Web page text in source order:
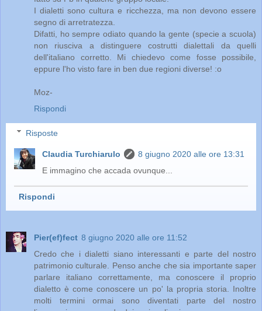
I dialetti sono cultura e ricchezza, ma non devono essere
segno di arretratezza.
Difatti, ho sempre odiato quando la gente (specie a scuola)
non riusciva a distinguere costrutti dialettali da quelli
dell'italiano corretto. Mi chiedevo come fosse possibile,
eppure l'ho visto fare in ben due regioni diverse! :o
Moz-
Rispondi
Risposte
Claudia Turchiarulo
8 giugno 2020 alle ore 13:31
E immagino che accada ovunque...
Rispondi
Pier(ef)fect 8 giugno 2020 alle ore 11:52
Credo che i dialetti siano interessanti e parte del nostro
patrimonio culturale. Penso anche che sia importante saper
parlare italiano correttamente, ma conoscere il proprio
dialetto è come conoscere un po' la propria storia. Inoltre
molti termini ormai sono diventati parte del nostro